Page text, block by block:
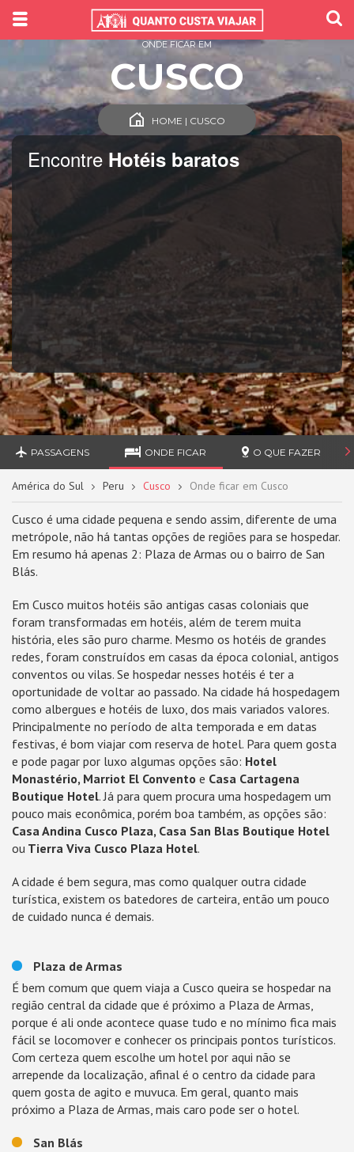
Encontre Hotéis baratos
ONDE FICAR EM
CUSCO
HOME | CUSCO
PASSAGENS ONDE FICAR O QUE FAZER
América do Sul Peru Cusco Onde ficar em Cusco
Cusco é uma cidade pequena e sendo assim, diferente de uma
metrópole, não há tantas opções de regiões para se hospedar.
Em resumo há apenas 2: Plaza de Armas ou o bairro de San
Blás.
Em Cusco muitos hotéis são antigas casas coloniais que
foram transformadas em hotéis, além de terem muita
história, eles são puro charme. Mesmo os hotéis de grandes
redes, foram construídos em casas da época colonial, antigos
conventos ou vilas. Se hospedar nesses hotéis é ter a
oportunidade de voltar ao passado. Na cidade há hospedagem
como albergues e hotéis de luxo, dos mais variados valores.
Principalmente no período de alta temporada e em datas
festivas, é bom viajar com reserva de hotel. Para quem gosta
e pode pagar por luxo algumas opções são: Hotel
Monastério, Marriot El Convento e Casa Cartagena
Boutique Hotel. Já para quem procura uma hospedagem um
pouco mais econômica, porém boa também, as opções são:
Casa Andina Cusco Plaza, Casa San Blas Boutique Hotel
ou Tierra Viva Cusco Plaza Hotel.
A cidade é bem segura, mas como qualquer outra cidade
turística, existem os batedores de carteira, então um pouco
de cuidado nunca é demais.
Plaza de Armas
É bem comum que quem viaja a Cusco queira se hospedar na
região central da cidade que é próximo a Plaza de Armas,
porque é ali onde acontece quase tudo e no mínimo fica mais
fácil se locomover e conhecer os principais pontos turísticos.
Com certeza quem escolhe um hotel por aqui não se
arrepende da localização, afinal é o centro da cidade para
quem gosta de agito e muvuca. Em geral, quanto mais
próximo a Plaza de Armas, mais caro pode ser o hotel.
San Blás